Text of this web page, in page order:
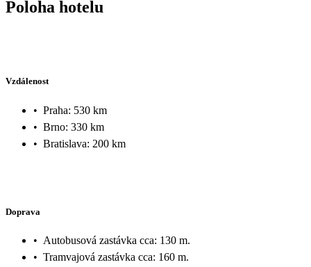
Poloha hotelu
Vzdálenost
• Praha: 530 km
• Brno: 330 km
• Bratislava: 200 km
Doprava
• Autobusová zastávka cca: 130 m.
• Tramvajová zastávka cca: 160 m.